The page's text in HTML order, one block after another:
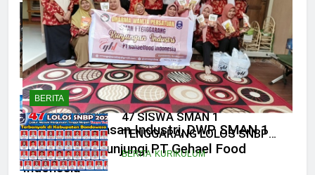
12
47 SISWA SMAN 1
TENGGARANG LOLOS SNBP
2023, SEKOLAH TANCAP GAS
PERSIAPKAN SNBT
BERITA KURIKULUM
13
SMAN 1 Tenggarang Juara 1
Parade Musik Pelajar
Bondowoso
BERITA
Tambah Wawasan Industri, DWP SMAN 1
Tenggarang Kunjungi PT Gehael Food
Indonesia